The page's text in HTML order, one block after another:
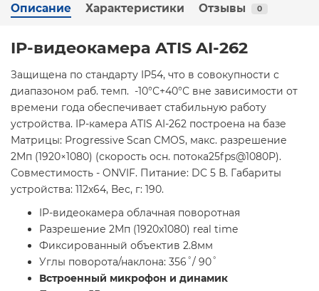
Описание Характеристики Отзывы 0
IP-видеокамера ATIS AI-262
Защищена по стандарту IP54, что в совокупности с
диапазоном раб. темп. -10°С+40°С вне зависимости от
времени года обеспечивает стабильную работу
устройства. IP-камера ATIS AI-262 построена на базе
Матрицы: Progressive Scan CMOS, макс. разрешение
2Мп (1920×1080) (скорость осн. потока25fps@1080P).
Совместимость - ONVIF. Питание: DC 5 В. Габариты
устройства: 112х64, Вес, г: 190.
IP-видеокамера облачная поворотная
Разрешение 2Мп (1920х1080) real time
Фиксированный объектив 2.8мм
Углы поворота/наклона: 356˚/ 90˚
Встроенный микрофон и динамик